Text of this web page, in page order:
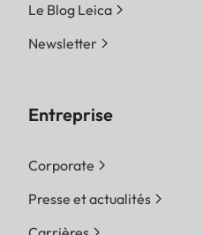
Le Blog Leica
Newsletter
Entreprise
Corporate
Presse et actualités